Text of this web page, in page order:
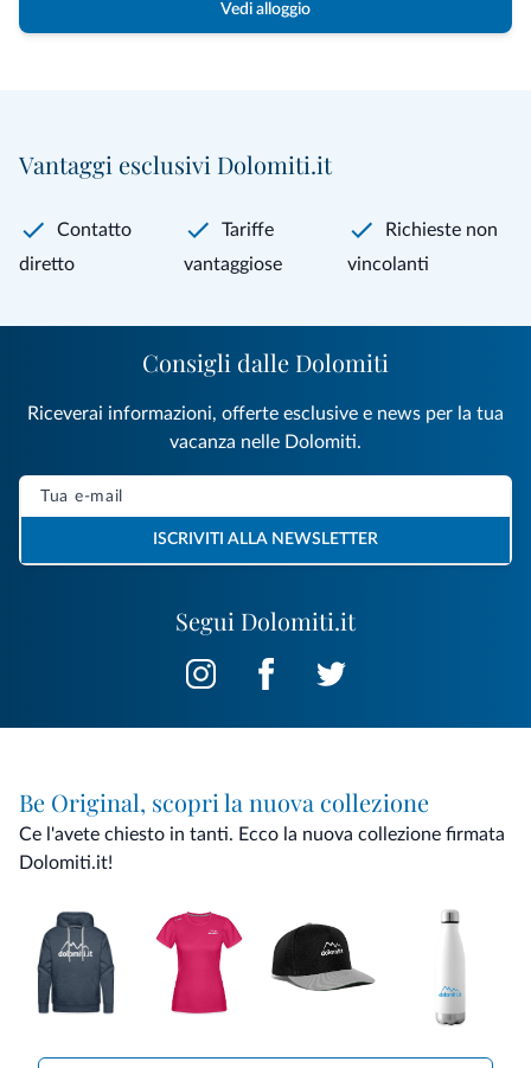
Vedi alloggio
Vantaggi esclusivi Dolomiti.it
Contatto
diretto
Tariffe
vantaggiose
Richieste non
vincolanti
Segui Dolomiti.it
Consigli dalle Dolomiti
Riceverai informazioni, offerte esclusive e news per la tua
vacanza nelle Dolomiti.
ISCRIVITI ALLA NEWSLETTER
Be Original, scopri la nuova collezione
Ce l'avete chiesto in tanti. Ecco la nuova collezione firmata
Dolomiti.it!